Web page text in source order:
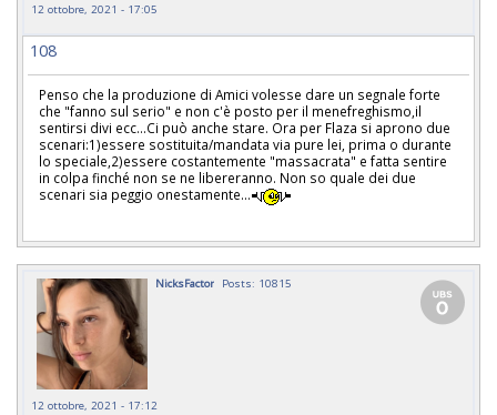
12 ottobre, 2021 - 17:05
108
Penso che la produzione di Amici volesse dare un segnale forte
che "fanno sul serio" e non c'è posto per il menefreghismo,il
sentirsi divi ecc...Ci può anche stare. Ora per Flaza si aprono due
scenari:1)essere sostituita/mandata via pure lei, prima o durante
lo speciale,2)essere costantemente "massacrata" e fatta sentire
in colpa finché non se ne libereranno. Non so quale dei due
scenari sia peggio onestamente...
NicksFactor Posts: 10815
12 ottobre, 2021 - 17:12